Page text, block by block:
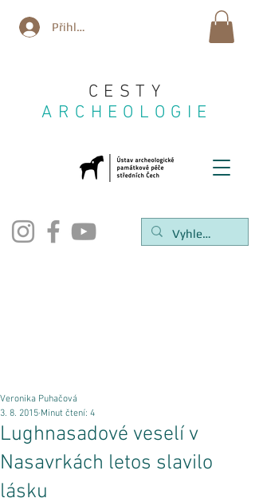
CESTY
ARCHEOLOGIE
Přihlásit se
Lughnasadové veselí v
Nasavrkách letos slavilo
lásku
Veronika Puhačová
3. 8. 2015 Minut čtení: 4